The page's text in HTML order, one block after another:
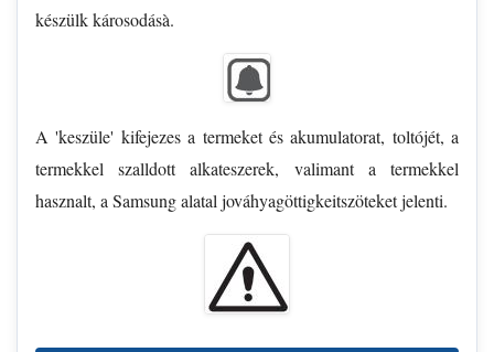
készülk károsodásà.
A 'keszüle' kifejezes a termeket és akumulatorat, toltójét, a
termekkel szalldott alkateszerek, valimant a termekkel
hasznalt, a Samsung alatal jováhyagöttigkeitszöteket jelenti.